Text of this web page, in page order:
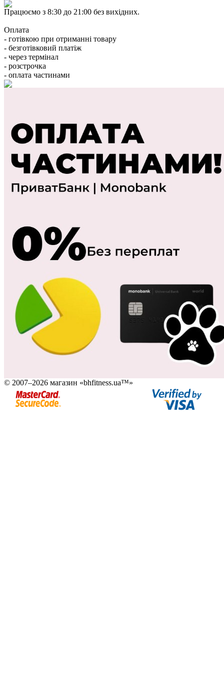
Працюємо з 8:30 до 21:00 без вихідних.
Оплата
- готівкою при отриманні товару
- безготівковий платіж
- через термінал
- розстрочка
- оплата частинами
© 2007–2026 магазин «bhfitness.ua™»